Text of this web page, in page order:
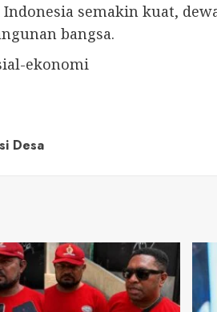
semakin kuat,
bangsa.
ekonomi
Desa